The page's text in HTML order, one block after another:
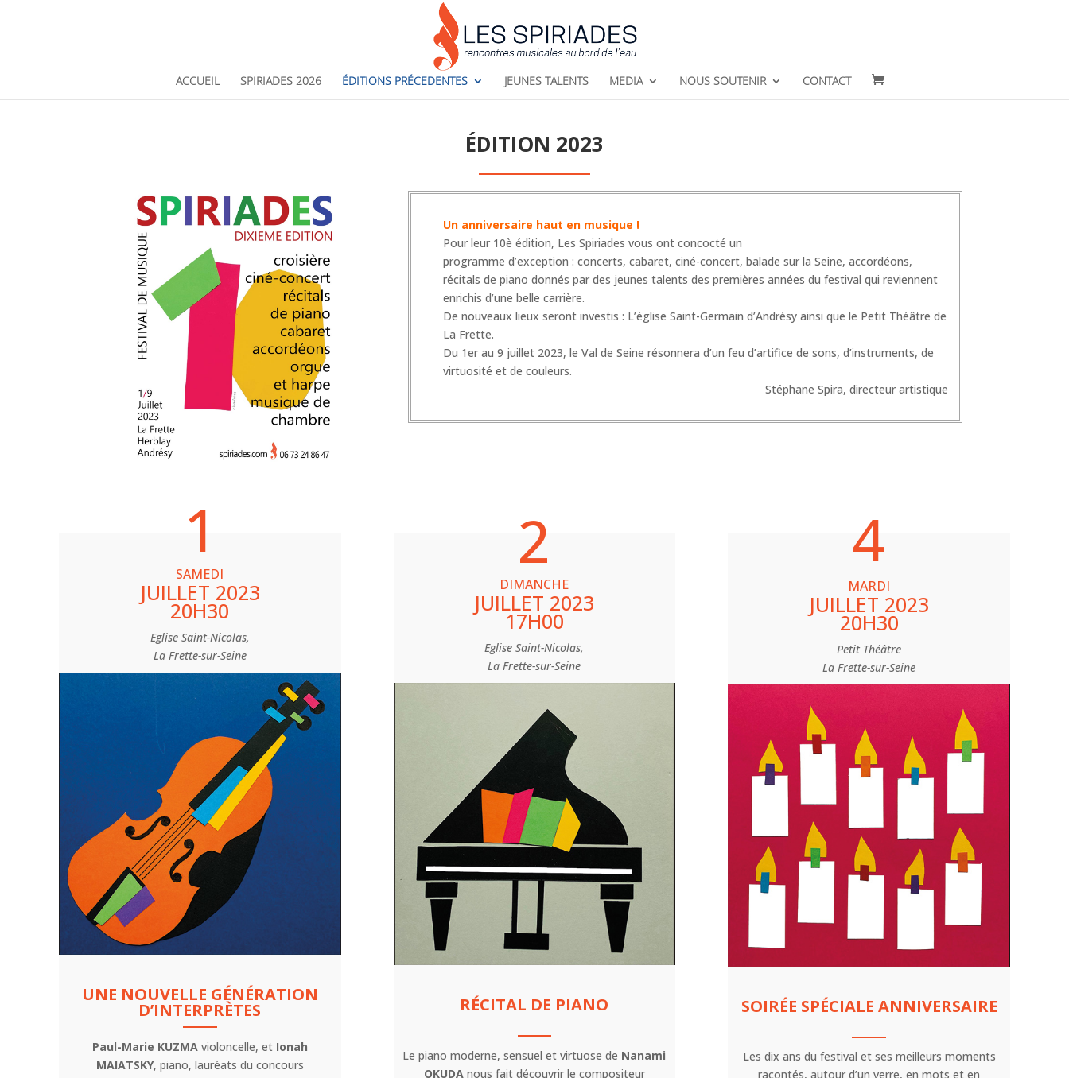
ACCUEIL SPIRIADES 2026 ÉDITIONS PRÉCEDENTES JEUNES TALENTS MEDIA NOUS SOUTENIR CONTACT
ÉDITION 2023
Un anniversaire haut en musique !
Pour leur 10è édition, Les Spiriades vous ont concocté un
programme d’exception : concerts, cabaret, ciné-concert, balade sur la Seine, accordéons,
récitals de piano donnés par des jeunes talents des premières années du festival qui reviennent
enrichis d’une belle carrière.
De nouveaux lieux seront investis : L’église Saint-Germain d’Andrésy ainsi que le Petit Théâtre de
La Frette.
Du 1er au 9 juillet 2023, le Val de Seine résonnera d’un feu d’artifice de sons, d’instruments, de
virtuosité et de couleurs.
Stéphane Spira, directeur artistique
1
SAMEDI
JUILLET 2023
20H30
Eglise Saint-Nicolas,
La Frette-sur-Seine
UNE NOUVELLE GÉNÉRATION
D’INTERPRÈTES
Paul-Marie KUZMA violoncelle, etIonah
MAIATSKY, piano, lauréats du concours
2
DIMANCHE
JUILLET 2023
17H00
Eglise Saint-Nicolas,
La Frette-sur-Seine
RÉCITAL DE PIANO
Le piano moderne, sensuel et virtuose de Nanami
OKUDA nous fait découvrir le compositeur
4
MARDI
JUILLET 2023
20H30
Petit Théâtre
La Frette-sur-Seine
SOIRÉE SPÉCIALE ANNIVERSAIRE
Les dix ans du festival et ses meilleurs moments
racontés, autour d’un verre, en mots et en